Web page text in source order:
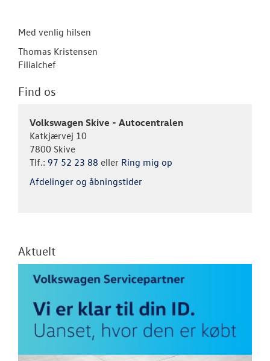
Med venlig hilsen
Thomas Kristensen
Filialchef
Find os
Volkswagen Skive - Autocentralen
Katkjærvej 10
7800 Skive
Tlf.: 97 52 23 88 eller Ring mig op
Afdelinger og åbningstider
Aktuelt